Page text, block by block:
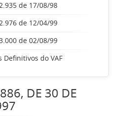
de 17/08/98
de 12/04/99
de 02/08/99
Definitivos do VAF
DE 30 DE